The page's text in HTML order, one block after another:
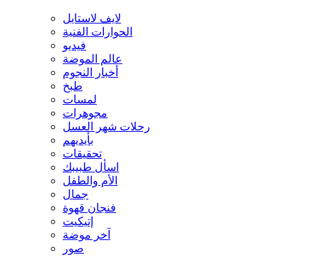
لايف لاستايل
الحوارات الفنية
فيديو
عالم الموضة
أخبار النجوم
طبخ
لمسات
مجوهرات
رحلات شهر العسل
بأيديهم
تحقيقات
اسأل طبيبك
الأم والطفل
جمال
فنجان قهوة
إتيكيت
آخر موضة
صور